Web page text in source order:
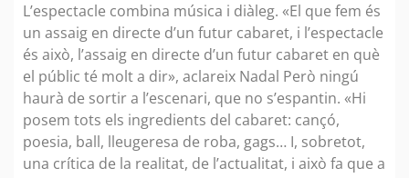
L’espectacle combina música i diàleg. «El que fem és
un assaig en directe d’un futur cabaret, i l’espectacle
és això, l’assaig en directe d’un futur cabaret en què
el públic té molt a dir», aclareix Nadal Però ningú
haurà de sortir a l’escenari, que no s’espantin. «Hi
posem tots els ingredients del cabaret: cançó,
poesia, ball, lleugeresa de roba, gags… I, sobretot,
una crítica de la realitat, de l’actualitat, i això fa que a